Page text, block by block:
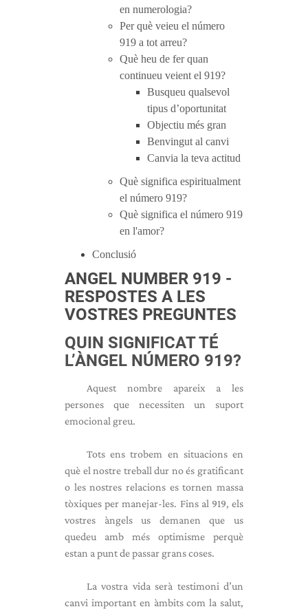
en numerologia?
Per què veieu el número
919 a tot arreu?
Què heu de fer quan
continueu veient el 919?
Busqueu qualsevol
tipus d’oportunitat
Objectiu més gran
Benvingut al canvi
Canvia la teva actitud
Què significa espiritualment
el número 919?
Què significa el número 919
en l'amor?
Conclusió
ANGEL NUMBER 919 -
RESPOSTES A LES
VOSTRES PREGUNTES
QUIN SIGNIFICAT TÉ
L’ÀNGEL NÚMERO 919?
Aquest nombre apareix a les
persones que necessiten un suport
emocional greu.
Tots ens trobem en situacions en
què el nostre treball dur no és gratificant
o les nostres relacions es tornen massa
tòxiques per manejar-les. Fins al 919, els
vostres àngels us demanen que us
quedeu amb més optimisme perquè
estan a punt de passar grans coses.
La vostra vida serà testimoni d’un
canvi important en àmbits com la salut,